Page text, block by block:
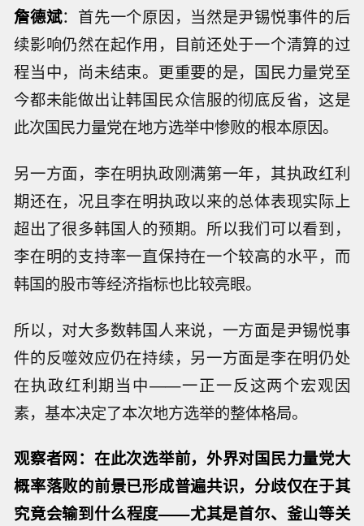
詹德斌：首先一个原因，当然是尹锡悦事件的后
续影响仍然在起作用，目前还处于一个清算的过
程当中，尚未结束。更重要的是，国民力量党至
今都未能做出让韩国民众信服的彻底反省，这是
此次国民力量党在地方选举中惨败的根本原因。
另一方面，李在明执政刚满第一年，其执政红利
期还在，况且李在明执政以来的总体表现实际上
超出了很多韩国人的预期。所以我们可以看到，
李在明的支持率一直保持在一个较高的水平，而
韩国的股市等经济指标也比较亮眼。
所以，对大多数韩国人来说，一方面是尹锡悦事
件的反噬效应仍在持续，另一方面是李在明仍处
在执政红利期当中——一正一反这两个宏观因
素，基本决定了本次地方选举的整体格局。
观察者网：在此次选举前，外界对国民力量党大
概率落败的前景已形成普遍共识，分歧仅在于其
究竟会输到什么程度——尤其是首尔、釜山等关